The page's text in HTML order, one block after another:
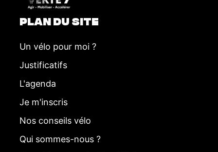
PLAN DU SITE
Un vélo pour moi ?
Justificatifs
L'agenda
Je m'inscris
Nos conseils vélo
Qui sommes-nous ?